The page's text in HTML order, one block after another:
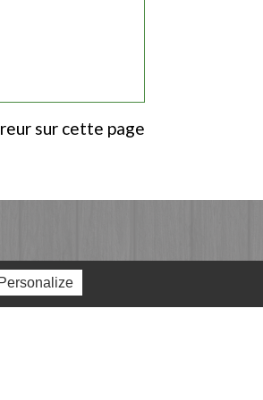
sur cette page
Personalize